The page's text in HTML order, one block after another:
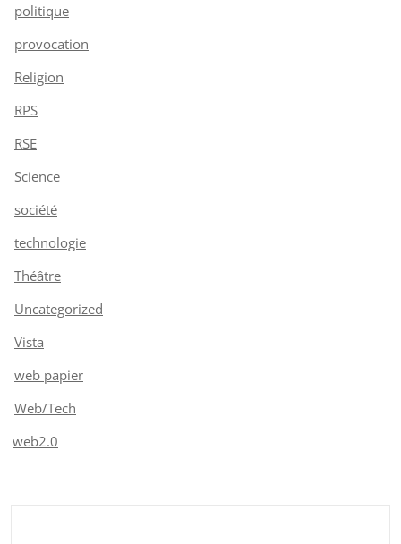
politique
provocation
Religion
RPS
RSE
Science
société
technologie
Théâtre
Uncategorized
Vista
web papier
Web/Tech
web2.0